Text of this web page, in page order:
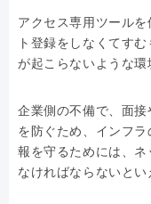
アクセス専用ツール
ト登録をしなくてす
が起こらないような環
企業側の不備で、面
を防ぐため、インフ
報を守るためには、ネ
なければならないとい